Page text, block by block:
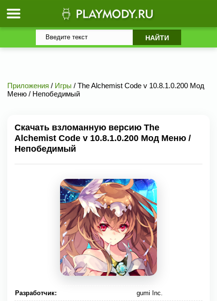
Приложения / Игры / The Alchemist Code v 10.8.1.0.200 Мод
Меню / Непобедимый
Скачать взломанную версию The
Alchemist Code v 10.8.1.0.200 Мод Меню /
Непобедимый
Разработчик: gumi Inc.